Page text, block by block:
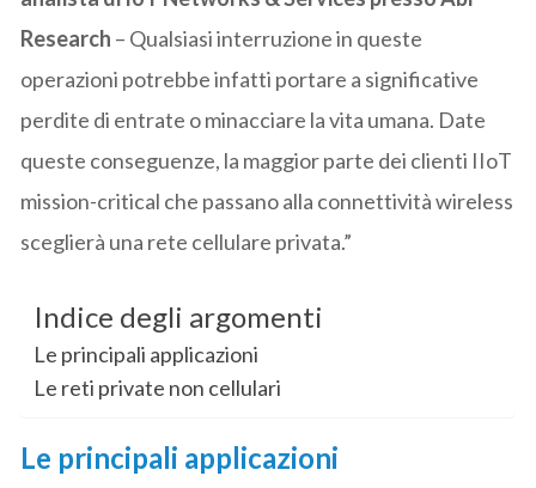
Research – Qualsiasi interruzione in queste
operazioni potrebbe infatti portare a significative
perdite di entrate o minacciare la vita umana. Date
queste conseguenze, la maggior parte dei clienti IIoT
mission-critical che passano alla connettività wireless
sceglierà una rete cellulare privata.”
Indice degli argomenti
Le principali applicazioni
Le reti private non cellulari
Le principali applicazioni